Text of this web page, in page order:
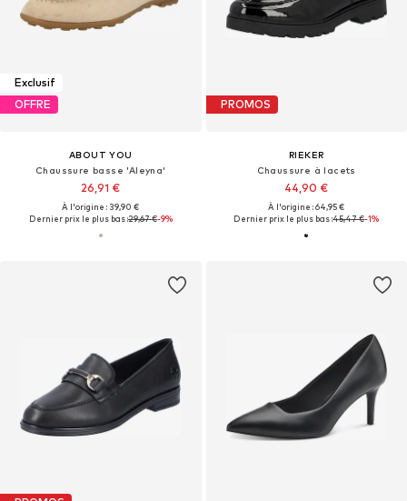
Exclusif
OFFRE
ABOUT YOU
Chaussure basse 'Aleyna'
26,91 €
À l'origine : 39,90 €
Dernier prix le plus bas :29,67 €-9%
PROMOS
RIEKER
Chaussure à lacets
44,90 €
À l'origine : 64,95 €
Dernier prix le plus bas :45,47 €-1%